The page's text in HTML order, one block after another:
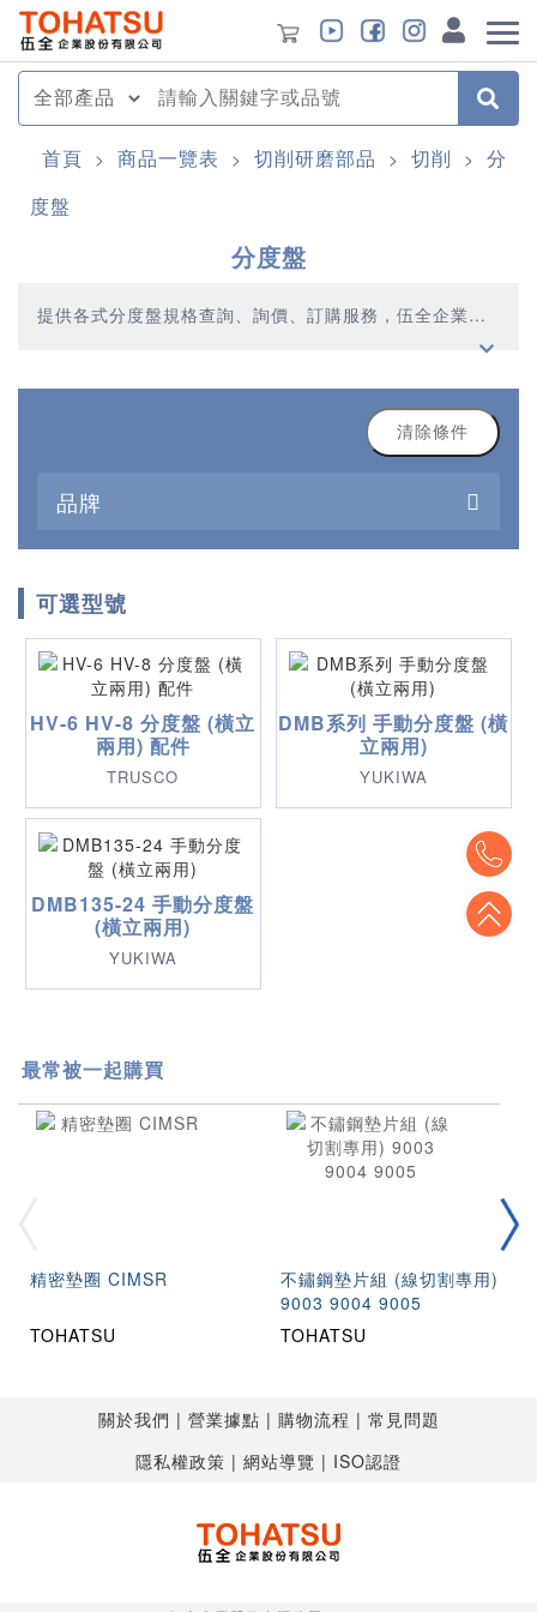
首頁 > 商品一覽表 > 切削研磨部品 > 切削 > 分
度盤
分度盤
提供各式分度盤規格查詢、詢價、訂購服務，伍全企業深
清除條件
品牌
可選型號
HV-6 HV-8 分度盤 (橫立
兩用) 配件
TRUSCO
DMB系列 手動分度盤 (橫
立兩用)
YUKIWA
DMB135-24 手動分度盤
(橫立兩用)
YUKIWA
最常被一起購買
精密墊圈 CIMSR
TOHATSU
不鏽鋼墊片組 (線切割專用)
9003 9004 9005
TOHATSU
關於我們 營業據點 購物流程
常見問題
隱私權政策
網站導覽 ISO認證